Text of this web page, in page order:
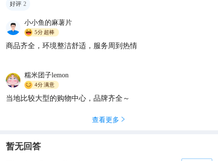
好评 2
小小鱼的麻薯片
5分超棒
商品齐全，环境整洁舒适，服务周到热情
糯米团子lemon
4分满意
当地比较大型的购物中心，品牌齐全～
查看更多 
暂无回答